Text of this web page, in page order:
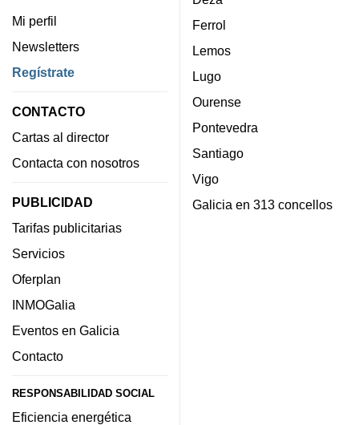
Mi perfil
Newsletters
Regístrate
CONTACTO
Cartas al director
Contacta con nosotros
PUBLICIDAD
Tarifas publicitarias
Servicios
Oferplan
INMOGalia
Eventos en Galicia
Contacto
RESPONSABILIDAD SOCIAL
Eficiencia energética
Ferrol
Lemos
Lugo
Ourense
Pontevedra
Santiago
Vigo
Galicia en 313 concellos